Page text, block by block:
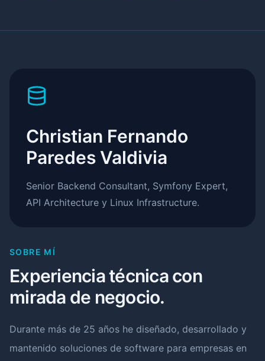
Christian Fernando
Paredes Valdivia
Senior Backend Consultant, Symfony Expert,
API Architecture y Linux Infrastructure.
SOBRE MÍ
Experiencia técnica con
mirada de negocio.
Durante más de 25 años he diseñado, desarrollado y
mantenido soluciones de software para empresas en